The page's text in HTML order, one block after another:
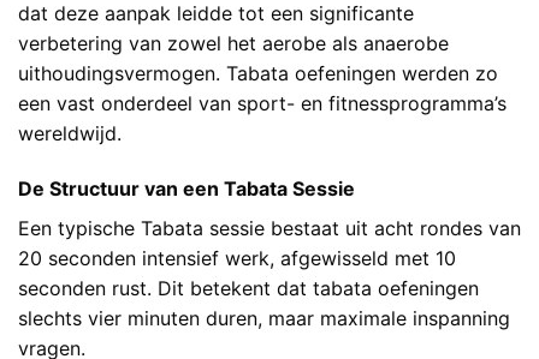
dat deze aanpak leidde tot een significante
verbetering van zowel het aerobe als anaerobe
uithoudingsvermogen. Tabata oefeningen werden zo
een vast onderdeel van sport- en fitnessprogramma’s
wereldwijd.
De Structuur van een Tabata Sessie
Een typische Tabata sessie bestaat uit acht rondes van
20 seconden intensief werk, afgewisseld met 10
seconden rust. Dit betekent dat tabata oefeningen
slechts vier minuten duren, maar maximale inspanning
vragen.